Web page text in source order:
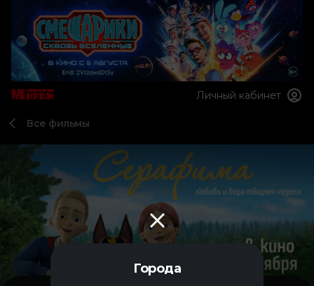
Города
Личный кабинет
Все фильмы